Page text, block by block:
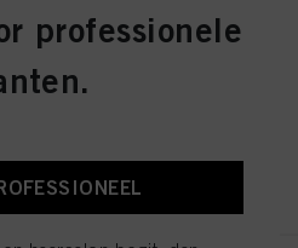
4-13 Medium
Matte 60ml
professionele